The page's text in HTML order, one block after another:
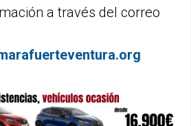
a través del correo